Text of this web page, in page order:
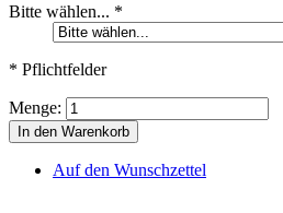
Bitte wählen... *
* Pflichtfelder
Menge:
In den Warenkorb
Auf den Wunschzettel